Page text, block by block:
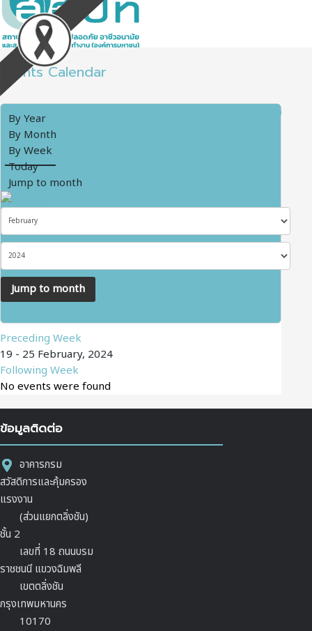
Events Calendar
By Year
By Month
By Week
Today
Jump to month
Jump to month
Preceding Week
19 - 25 February, 2024
Following Week
No events were found
ข้อมูลติดต่อ
อาคารกรม
สวัสดิการและคุ้มครอง
แรงงาน
(ส่วนแยกตลิ่งชัน)
ชั้น 2
เลขที่ 18 ถนนบรม
ราชชนนี แขวงฉิมพลี
เขตตลิ่งชัน
กรุงเทพมหานคร
10170